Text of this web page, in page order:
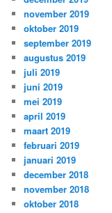
november 2019
oktober 2019
september 2019
augustus 2019
juli 2019
juni 2019
mei 2019
april 2019
maart 2019
februari 2019
januari 2019
december 2018
november 2018
oktober 2018